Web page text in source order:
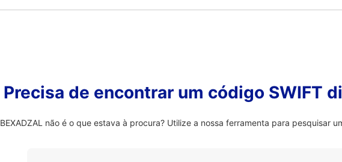
Precisa de encontrar um código SWIFT
BEXADZAL não é o que estava à procura? Utilize a nossa ferramenta para pesquisar